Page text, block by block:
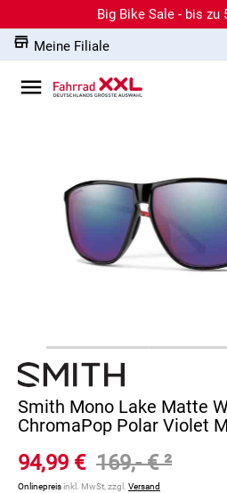
Big Bike Sale - bis zu
Meine Filiale
Smith Mono Lake Matte
ChromaPop Polar Violet
94,99 € 169,- €²
Onlinepreisinkl. MwSt, zzgl. Versand